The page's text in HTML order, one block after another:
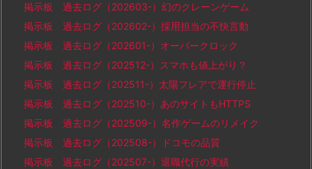
掲示板 過去ログ（202603-）幻のクレーンゲーム
掲示板 過去ログ（202602-）採用担当の不快言動
掲示板 過去ログ（202601-）オーバークロック
掲示板 過去ログ（202512-）スマホも値上がり？
掲示板 過去ログ（202511-）太陽フレアで運行停止
掲示板 過去ログ（202510-）あのサイトもHTTPS
掲示板 過去ログ（202509-）名作ゲームのリメイク
掲示板 過去ログ（202508-）ドコモの品質
掲示板 過去ログ（202507-）退職代行の実績